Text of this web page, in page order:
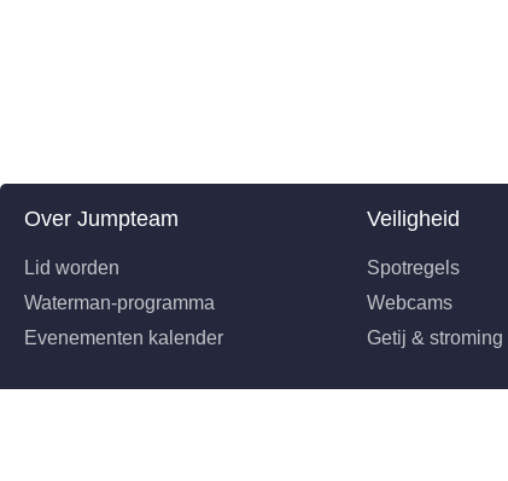
Over Jumpteam
Lid worden
Waterman-programma
Evenementen kalender
Veiligheid
Spotregels
Webcams
Getij & stroming